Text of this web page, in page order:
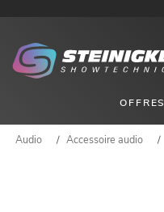
OFFRES
Audio / Accessoire audio /